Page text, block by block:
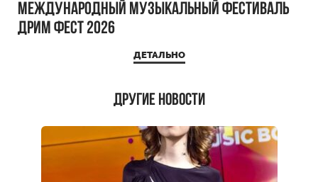
Международный музыкальный фестиваль
ДРИМ ФЕСТ 2026
ДЕТАЛЬНО
Другие новости